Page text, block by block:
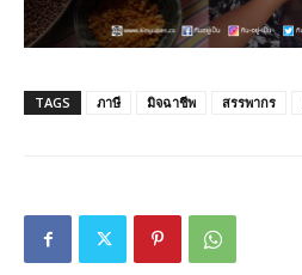
TAGS ภาษี มิจฉาชีพ สรรพากร